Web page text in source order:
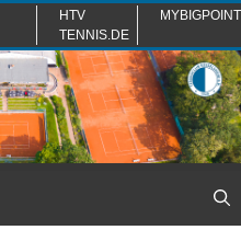
HTV
TENNIS.DE
MYBIGPOINT